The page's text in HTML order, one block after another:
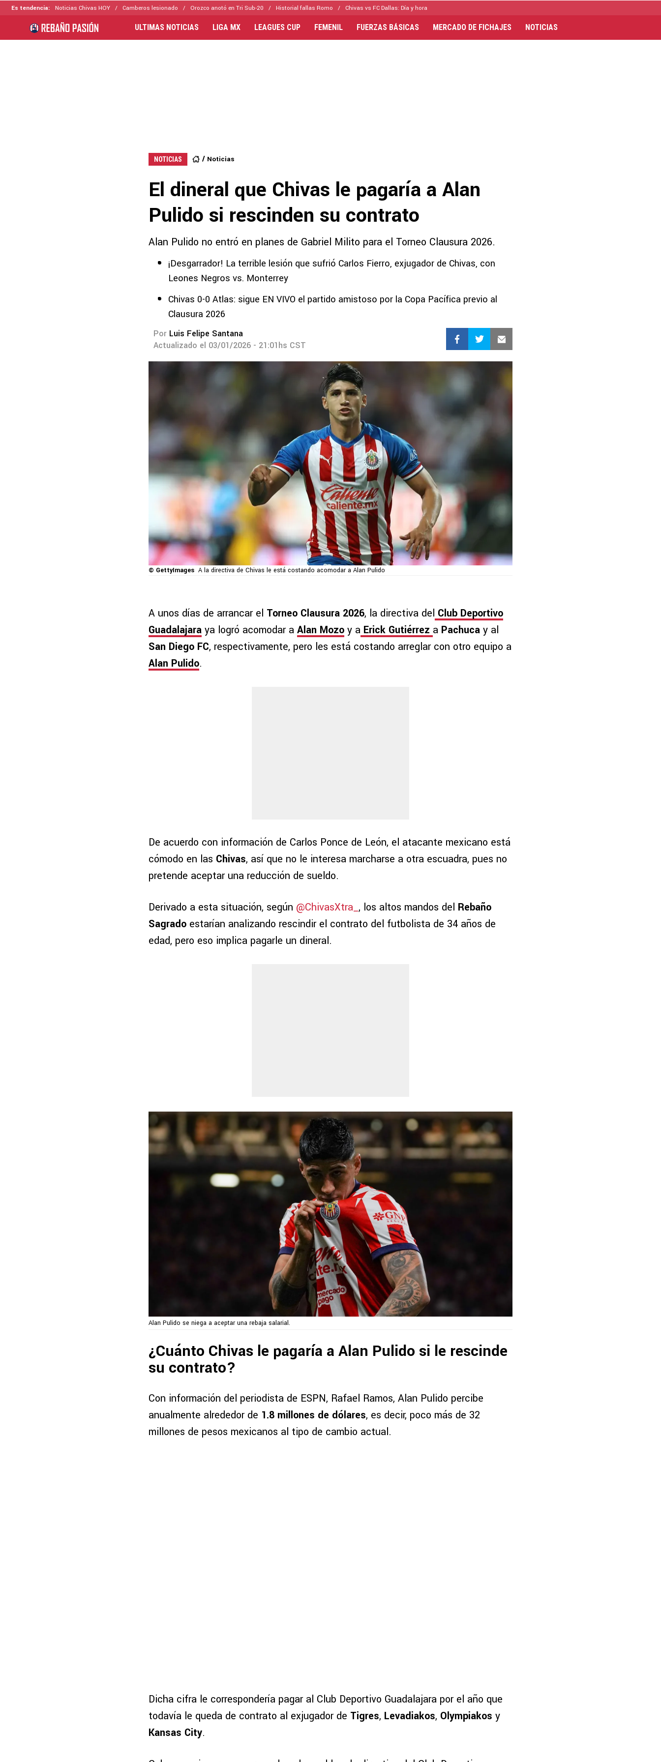
Es tendencia: Noticias Chivas HOY Camberos lesionado Orozco anotó en Tri Sub-20 Historial fallas Romo Chivas vs FC Dallas: Día y hora
ULTIMAS NOTICIAS LIGA MX LEAGUES CUP FEMENIL FUERZAS BÁSICAS MERCADO DE FICHAJES NOTICIAS
NOTICIAS Noticias
El dineral que Chivas le pagaría a Alan
Pulido si rescinden su contrato
Alan Pulido no entró en planes de Gabriel Milito para el Torneo Clausura 2026.
¡Desgarrador! La terrible lesión que sufrió Carlos Fierro, exjugador de Chivas, con
Leones Negros vs. Monterrey
Chivas 0-0 Atlas: sigue EN VIVO el partido amistoso por la Copa Pacífica previo al
Clausura 2026
Por Luis Felipe Santana
Actualizado el 03/01/2026 - 21:01hs CST
© GettyImages A la directiva de Chivas le está costando acomodar a Alan Pulido
A unos días de arrancar el Torneo Clausura 2026, la directiva del Club Deportivo
Guadalajara ya logró acomodar a Alan Mozo y a Erick Gutiérrez a Pachuca y al
San Diego FC, respectivamente, pero les está costando arreglar con otro equipo a
Alan Pulido.
De acuerdo con información de Carlos Ponce de León, el atacante mexicano está
cómodo en las Chivas, así que no le interesa marcharse a otra escuadra, pues no
pretende aceptar una reducción de sueldo.
Derivado a esta situación, según @ChivasXtra_, los altos mandos del Rebaño
Sagrado estarían analizando rescindir el contrato del futbolista de 34 años de
edad, pero eso implica pagarle un dineral.
Alan Pulido se niega a aceptar una rebaja salarial.
¿Cuánto Chivas le pagaría a Alan Pulido si le rescinde
su contrato?
Con información del periodista de ESPN, Rafael Ramos, Alan Pulido percibe
anualmente alrededor de 1.8 millones de dólares, es decir, poco más de 32
millones de pesos mexicanos al tipo de cambio actual.
Dicha cifra le correspondería pagar al Club Deportivo Guadalajara por el año que
todavía le queda de contrato al exjugador de Tigres, Levadiakos, Olympiakos y
Kansas City.